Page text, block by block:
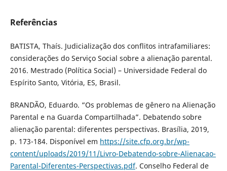
Referências
BATISTA, Thaís. Judicialização dos conflitos intrafamiliares:
considerações do Serviço Social sobre a alienação parental.
2016. Mestrado (Política Social) – Universidade Federal do
Espírito Santo, Vitória, ES, Brasil.
BRANDÃO, Eduardo. “Os problemas de gênero na Alienação
Parental e na Guarda Compartilhada”. Debatendo sobre
alienação parental: diferentes perspectivas. Brasília, 2019,
p. 173-184. Disponível em https://site.cfp.org.br/wp-
content/uploads/2019/11/Livro-Debatendo-sobre-Alienacao-
Parental-Diferentes-Perspectivas.pdf. Conselho Federal de